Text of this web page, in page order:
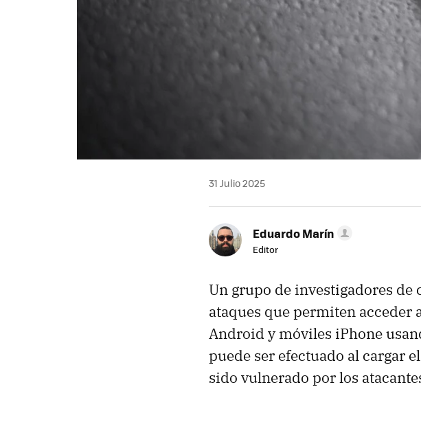
31 Julio 2025
Eduardo Marín
Editor
Un grupo de investigadores
ataques que permiten acceder
Android y móviles iPhone
puede ser efectuado al cargar
sido vulnerado por los